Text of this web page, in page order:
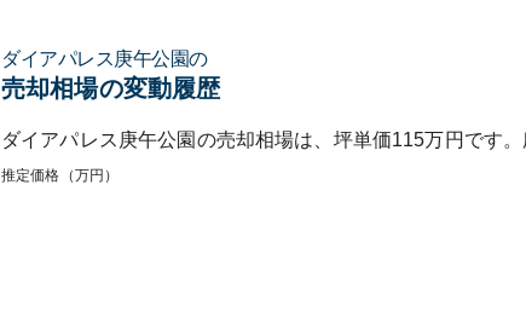
ダイアパレス庚午公園の
売却相場の変動履歴
ダイアパレス庚午公園 の売却相場は、坪単価115万円です。
推定価格（万円）